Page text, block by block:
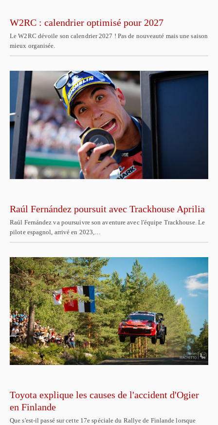
W2RC : calendrier optimisé pour 2027
Le W2RC dévoile son calendrier 2027 ! Pas de nouveauté mais une saison
mieux organisée.
Raúl Fernández poursuit avec Trackhouse Aprilia
Raúl Fernández va poursuivre son aventure avec l'équipe Trackhouse. Le
pilote espagnol, arrivé en 2023,…
Toyota explique les causes de l'accident d'Ogier
en Finlande
Que s'est-il passé sur cette 17e spéciale du Rallye de Finlande lorsque